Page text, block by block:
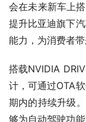
会在未来新车上
提升比亚迪旗下
能力，为消费者带
搭载NVIDIA
计，可通过OTA
期内的持续升级
够为自动驾驶功